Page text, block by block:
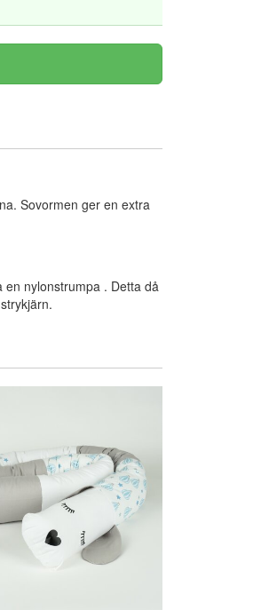
Sovormen ger en extra
nylonstrumpa . Detta då